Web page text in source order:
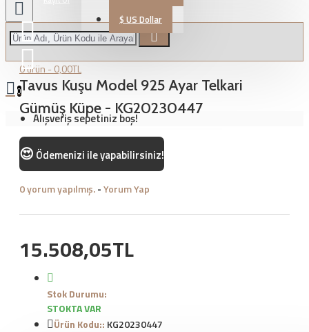
$ US Dollar
0 ürün - 0,00TL
0
Alışveriş sepetiniz boş!
Tavus Kuşu Model 925 Ayar Telkari
Gümüş Küpe - KG20230447
😍 Ödemenizi ile yapabilirsiniz!
0 yorum yapılmış.-Yorum Yap
15.508,05TL
Stok Durumu:
STOKTA VAR
Ürün Kodu:: KG20230447